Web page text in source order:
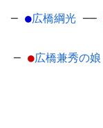
─ ●広橋綱光 ──
─ ●広橋兼秀の娘